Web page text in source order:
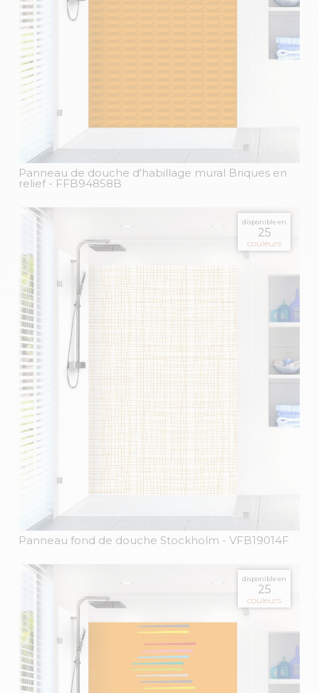
Panneau de douche d'habillage mural Briques en
relief - FFB94858B
disponible en
25
couleurs
Panneau fond de douche Stockholm - VFB19014F
disponible en
25
couleurs